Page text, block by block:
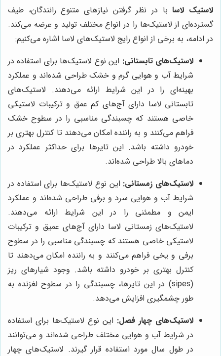
لاستیک لاسابا در نظر گرفتن نیازهای متنوع رانندگان، طیف
گسترده‌ای از لاستیک‌ها را در انواع مختلف تولید و عرضه می‌کند.
در ادامه، به برخی از انواع رایج لاستیک‌های لاسا اشاره می‌کنیم:
لاستیک‌های تابستانی: این نوع لاستیک‌ها برای استفاده در
شرایط آب و هوایی گرم و خشک طراحی شده‌اند و عملکرد
بهینه‌ای را در این شرایط ارائه می‌دهند. لاستیک‌های
تابستانی لاسا دارای آج‌های کم عمق و ترکیبات لاستیکی
خاصی هستند که چسبندگی مناسبی را در سطوح خشک
فراهم می‌کنند و به راننده امکان می‌دهند تا کنترل بهتری بر
خودرو داشته باشد. این تایرها برای حداکثر عملکرد در
دماهای بالا طراحی شده‌اند.
لاستیک‌های زمستانی: این نوع لاستیک‌ها برای استفاده در
شرایط آب و هوایی سرد و برفی طراحی شده‌اند و عملکرد
ایمن و مطمئنی را در این شرایط ارائه می‌دهند.
لاستیک‌های زمستانی لاسا دارای آج‌های عمیق و ترکیبات
لاستیکی خاصی هستند که چسبندگی مناسبی را در سطوح
برفی و یخی فراهم می‌کنند و به راننده امکان می‌دهند تا
کنترل بهتری بر خودرو داشته باشد. وجود شیارهای ریز
(sipes) در این تایرها، چسبندگی را در سطوح لغزنده به
طور چشمگیری افزایش می‌دهد.
لاستیک‌های چهار فصل: این نوع لاستیک‌ها برای استفاده
در شرایط آب و هوایی مختلف طراحی شده‌اند و می‌توانند
در طول سال مورد استفاده قرار گیرند. لاستیک‌های چهار